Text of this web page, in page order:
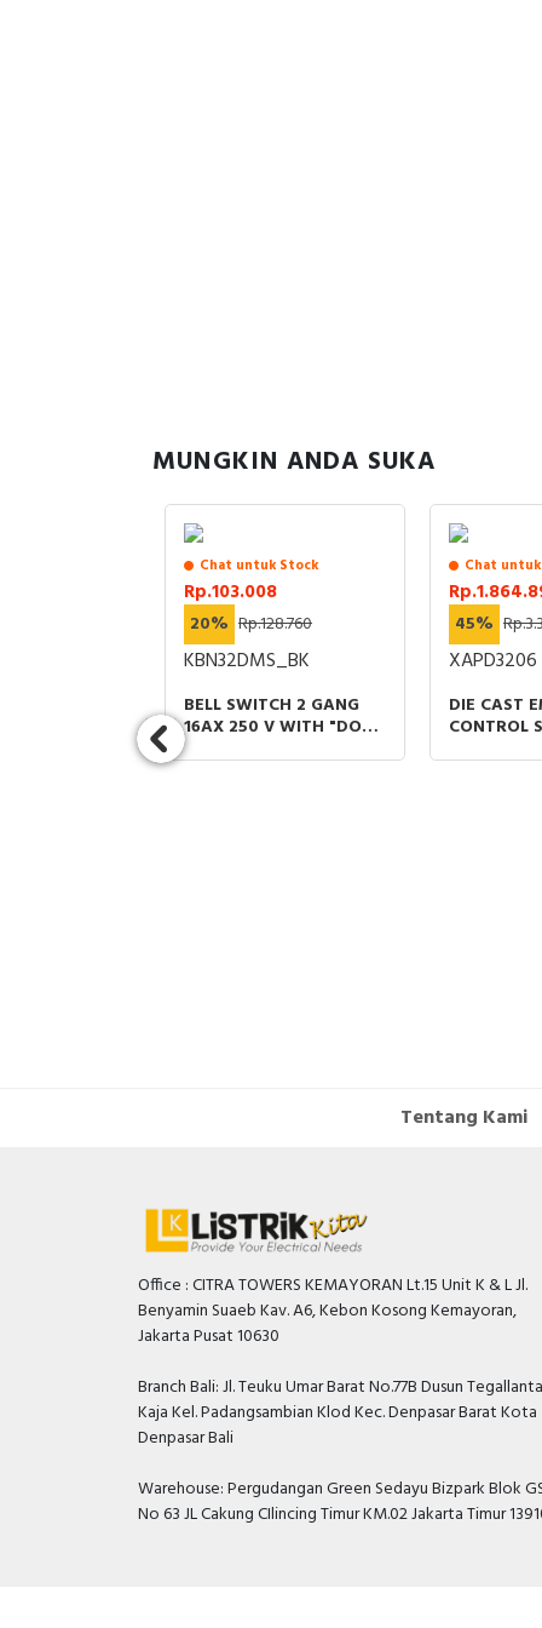
MUNGKIN ANDA SUKA
Chat untuk Stock
Rp.103.008
20% Rp.128.760
KBN32DMS_BK
BELL SWITCH 2 GANG
16AX 250 V WITH "DO
NOT DISTURB" & "PCU
Chat
45%
XAPD3206
DIE CAST
CONTROL
Tentang Kami
Office : CITRA TOWERS KEMAYORAN Lt.15 Unit K & L Jl.
Benyamin Suaeb Kav. A6, Kebon Kosong Kemayoran,
Jakarta Pusat 10630
Branch Bali: Jl. Teuku Umar Barat No.77B Dusun
Kaja Kel. Padangsambian Klod Kec. Denpasar Barat Kota
Denpasar Bali
Warehouse: Pergudangan Green Sedayu Bizpark Blok
No 63 JL Cakung CIlincing Timur KM.02 Jakarta Timur